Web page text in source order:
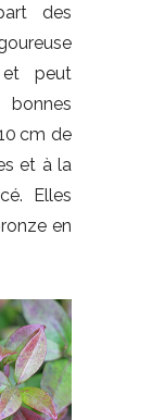
des
et peut
cm de
et à la
Elles
en